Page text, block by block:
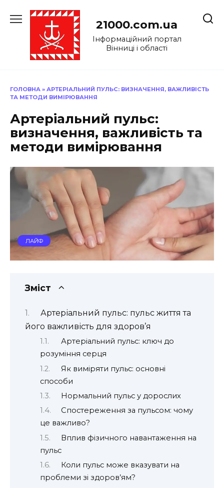
до
21000.com.ua
Інформаційний портал
Вінниці і області
ГОЛОВНА » АРТЕРІАЛЬНИЙ ПУЛЬС: ВИЗНАЧЕННЯ, ВАЖЛИВІСТЬ
ТА МЕТОДИ ВИМІРЮВАННЯ
Артеріальний пульс:
визначення, важливість та
методи вимірювання
ЛАЙФ
Зміст
Артеріальний пульс: пульс життя та
його важливість для здоров’я
Артеріальний пульс: ключ до
розуміння серця
Як виміряти пульс: основні
способи
Нормальний пульс у дорослих
Спостереження за пульсом: чому
це важливо?
Вплив фізичного навантаження на
пульс
Коли пульс може вказувати на
проблеми зі здоров’ям?